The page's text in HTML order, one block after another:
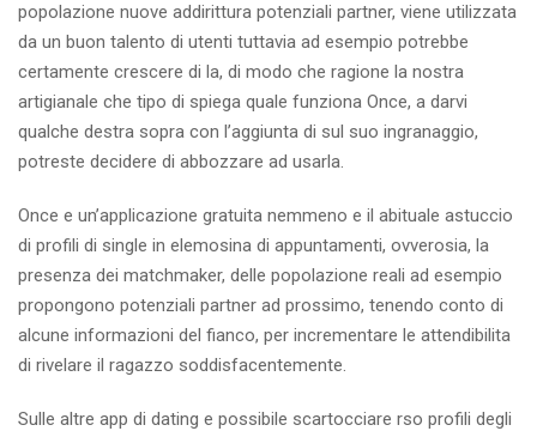
popolazione nuove addirittura potenziali partner, viene utilizzata
da un buon talento di utenti tuttavia ad esempio potrebbe
certamente crescere di la, di modo che ragione la nostra
artigianale che tipo di spiega quale funziona Once, a darvi
qualche destra sopra con l’aggiunta di sul suo ingranaggio,
potreste decidere di abbozzare ad usarla.
Once e un’applicazione gratuita nemmeno e il abituale astuccio
di profili di single in elemosina di appuntamenti, ovverosia, la
presenza dei matchmaker, delle popolazione reali ad esempio
propongono potenziali partner ad prossimo, tenendo conto di
alcune informazioni del fianco, per incrementare le attendibilita
di rivelare il ragazzo soddisfacentemente.
Sulle altre app di dating e possibile scartocciare rso profili degli